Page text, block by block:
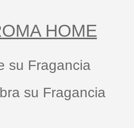
HOME
su Fragancia
su Fragancia